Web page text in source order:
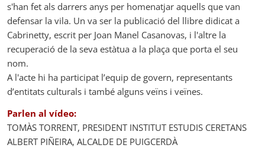
s'han fet als darrers anys per homenatjar aquells que van
defensar la vila. Un va ser la publicació del llibre didicat a
Cabrinetty, escrit per Joan Manel Casanovas, i l'altre la
recuperació de la seva estàtua a la plaça que porta el seu
nom.
A l'acte hi ha participat l’equip de govern, representants
d’entitats culturals i també alguns veïns i veïnes.
Parlen al vídeo:
TOMÀS TORRENT, PRESIDENT INSTITUT ESTUDIS CERETANS
ALBERT PIÑEIRA, ALCALDE DE PUIGCERDÀ